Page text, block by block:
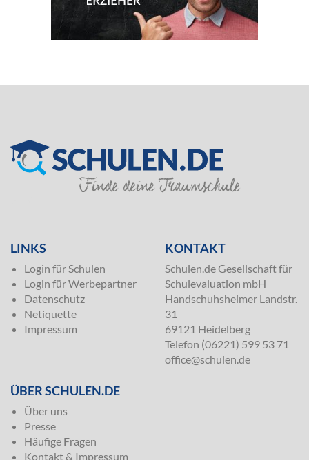
LINKS
Login für Schulen
Login für Werbepartner
Datenschutz
Netiquette
Impressum
KONTAKT
Schulen.de Gesellschaft für
Schulevaluation mbH
Handschuhsheimer Landstr.
31
69121 Heidelberg
Telefon (06221) 599 53 71
office@schulen.de
ÜBER SCHULEN.DE
Über uns
Presse
Häufige Fragen
Kontakt & Impressum